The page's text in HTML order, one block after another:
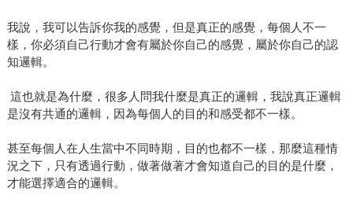
我說，我可以告訴你我的感覺，但是真正的感覺，每個人不一
樣，你必須自己行動才會有屬於你自己的感覺，屬於你自己的認
知邏輯。
這也就是為什麼，很多人問我什麼是真正的邏輯，我說真正邏輯
是沒有共通的邏輯，因為每個人的目的和感受都不一樣。
甚至每個人在人生當中不同時期，目的也都不一樣，那麼這種情
況之下，只有透過行動，做著做著才會知道自己的目的是什麼，
才能選擇適合的邏輯。